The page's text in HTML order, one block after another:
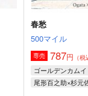
春愁
500マイル
専売 787円 （税
ゴールデンカムイ
尾形百之助×杉元